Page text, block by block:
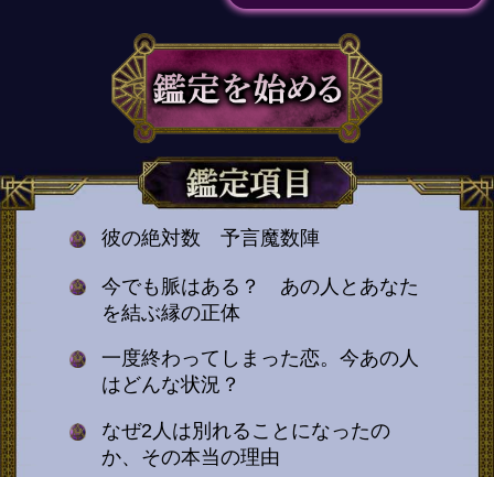
彼の絶対数 予言魔数陣
今でも脈はある？ あの人とあなた
を結ぶ縁の正体
一度終わってしまった恋。今あの人
はどんな状況？
なぜ2人は別れることになったの
か、その本当の理由